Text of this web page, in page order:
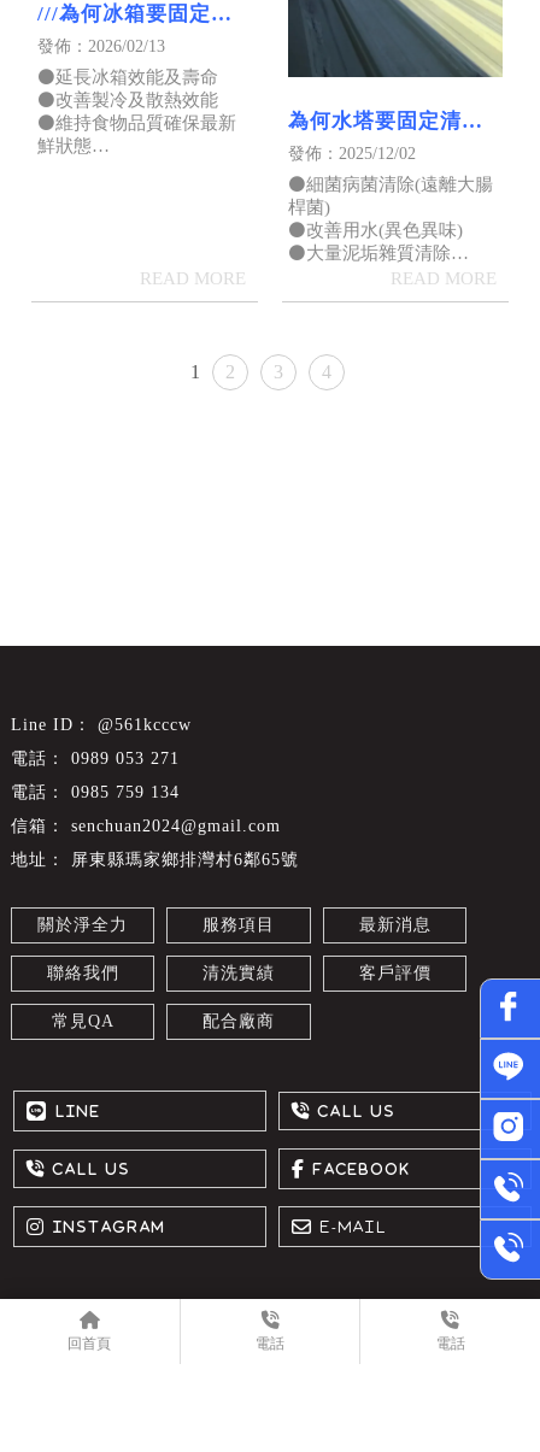
///為何冰箱要固定清
洗的原因///｜屏東冰
箱清洗｜屏東洗冰箱
發佈：2026/02/13
⚫延長冰箱效能及壽命
⚫改善製冷及散熱效能
⚫維持食物品質確保最新
鮮狀態
為何水塔要固定清洗
的原因｜屏東洗水塔
推薦｜屏東洗水塔公
司
發佈：2025/12/02
⚫細菌病菌清除(遠離大腸
桿菌)
⚫改善用水(異色異味)
⚫大量泥垢雜質清除
⚫保持水質乾淨 用水健康
1 2 3 4
回首頁 電話 電話
@561kcccw
0989 053 271
0985 759 134
senchuan2024@gmail.com
屏東縣瑪家鄉排灣村6鄰65號
關於淨全力 服務項目 最新消息
聯絡我們 清洗實績 客戶評價
常見QA 配合廠商
冷氣清洗 內埔鄉冷氣清洗
高雄冷氣清洗